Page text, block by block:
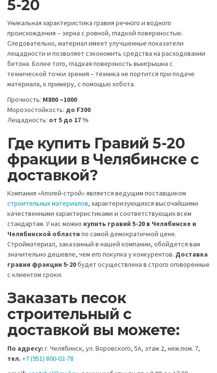
5-20
Уникальная характеристика гравия речного и водного
происхождения – зерна с ровной, гладкой поверхностью.
Следовательно, материал имеет улучшенные показатели
лещадности и позволяет сэкономить средства на расходовании
бетона. Более того, гладкая поверхность выигрышна с
технической точки зрения – техника не портится при подаче
материала, к примеру, с помощью хобота.
Прочность: М800 –1000
Морозостойкость: до F300
Лещадность: от 5 до 17 %
Где купить Гравий 5-20
фракции в Челябинске с
доставкой?
Компания «Апогей-строй» является ведущим поставщиком
строительных материалов, характеризующихся высочайшими
качественными характеристиками и соответствующих всем
стандартам. У нас можно купить гравий 5-20 в Челябинске и
Челябинской области по самой демократичной цене.
Стройматериал, заказанный в нашей компании, обойдется вам
значительно дешевле, чем его покупка у конкурентов. Доставка
гравия фракции 5-20будет осуществлена в строго оговоренные
с клиентом сроки.
Заказать песок
строительный с
доставкой вы можете:
По адресу: г. Челябинск, ул. Воровского, 5А, этаж 2, неж.пом. 7,
тел. +7 (951) 800-02-78